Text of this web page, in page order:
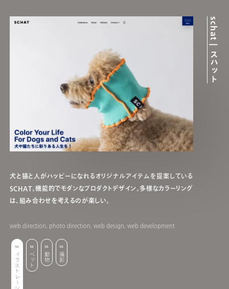
schat | スハット
犬と猫と人がハッピーになれるオリジナルアイテムを提案している
SCHAT。機能的でモダンなプロダクトデザイン。多様なカラーリング
は、組み合わせを考えるのが楽しい。
web direction, photo direction, web design, web development
イラストレーション ペット 動物 撮影